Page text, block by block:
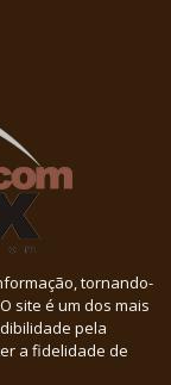
tornando-
site é um dos mais
pela
a fidelidade de